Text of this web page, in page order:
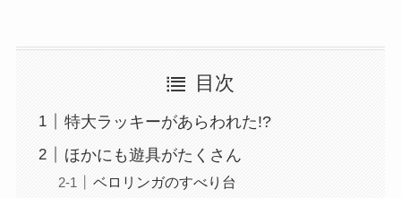
目次
特大ラッキーがあらわれた!?
ほかにも遊具がたくさん
ベロリンガのすべり台